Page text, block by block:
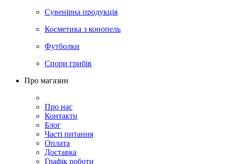
Сувенірна продукція
Косметика з конопель
Футболки
Спори грибів
Про магазин
Про нас
Контакти
Блог
Часті питання
Оплата
Доставка
Графік роботи